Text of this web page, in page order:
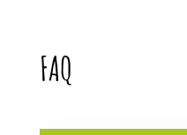
FAQ